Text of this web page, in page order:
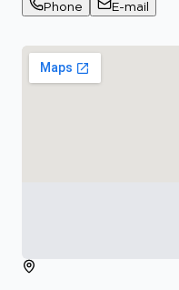
Phone
E-mail